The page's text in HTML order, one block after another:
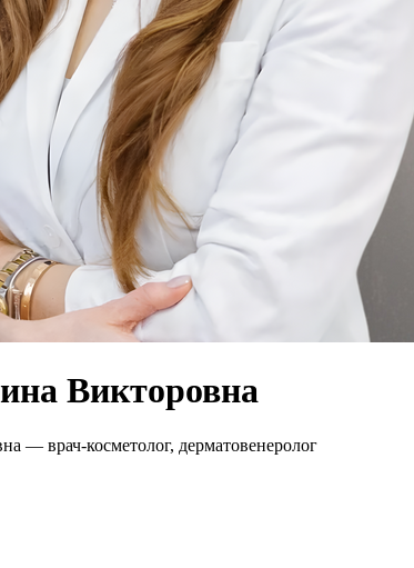
Викторовна
— врач-косметолог, дерматовенеролог